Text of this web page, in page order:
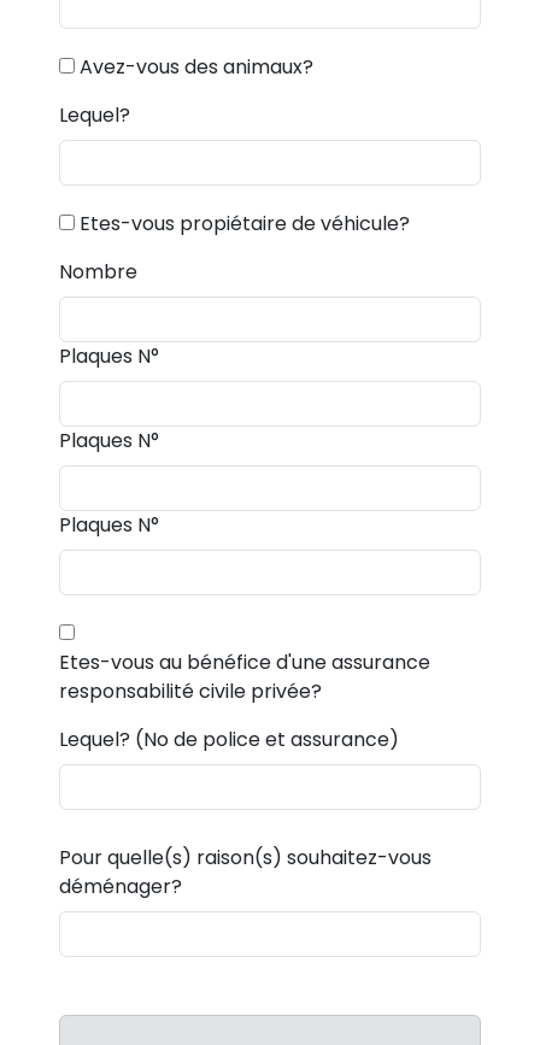
Avez-vous des animaux?
Lequel?
Etes-vous propiétaire de véhicule?
Nombre
Plaques N°
Plaques N°
Plaques N°
Etes-vous au bénéfice d'une assurance
responsabilité civile privée?
Lequel? (No de police et assurance)
Pour quelle(s) raison(s) souhaitez-vous
déménager?